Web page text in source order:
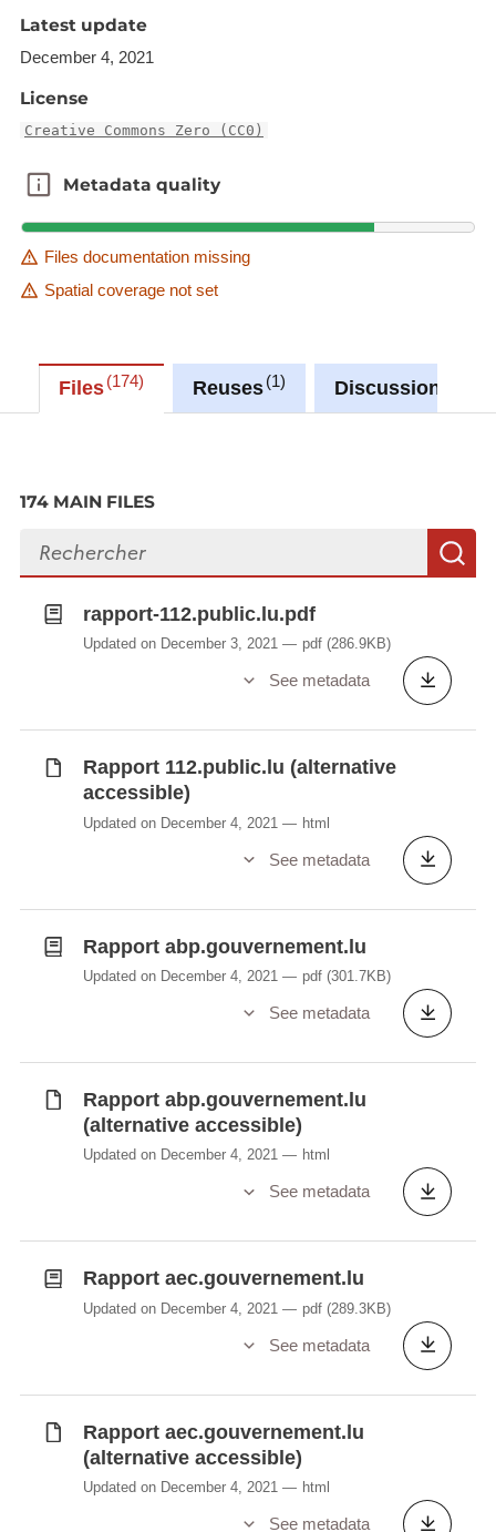
périodes de contrôle).
Vous trouverez plus d'informations sur la mission
de contrôle de l'accessibilité numérique menée par
le SIP sur cette page : mission de contrôle de
Latest update
December 4, 2021
License
Creative Commons Zero (CC0)
Metadata quality
Metadata quality
Files documentation missing
Spatial coverage not set
Files 174 Reuses 1 Discussions
174 MAIN FILES
Search files
rapport-112.public.lu.pdf
Updated on December 3, 2021 pdf (286.9KB)
See metadata
Rapport 112.public.lu (alternative
accessible)
Updated on December 4, 2021 html
See metadata
Rapport abp.gouvernement.lu
Updated on December 4, 2021 pdf (301.7KB)
See metadata
Rapport abp.gouvernement.lu
(alternative accessible)
Updated on December 4, 2021 html
See metadata
Rapport aec.gouvernement.lu
Updated on December 4, 2021 pdf (289.3KB)
See metadata
Rapport aec.gouvernement.lu
(alternative accessible)
Updated on December 4, 2021 html
See metadata